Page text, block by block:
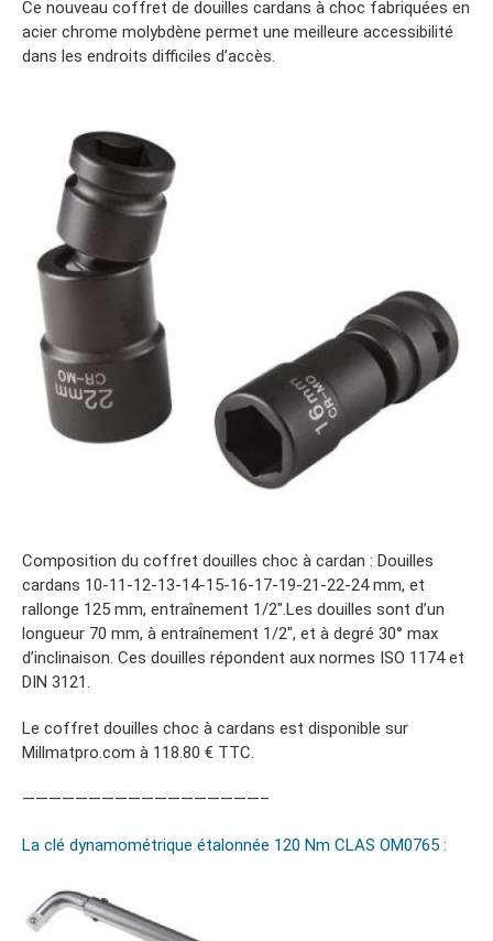
Ce nouveau coffret de douilles cardans à choc fabriquées en
acier chrome molybdène permet une meilleure accessibilité
dans les endroits difficiles d’accès.
Composition du coffret douilles choc à cardan : Douilles
cardans 10-11-12-13-14-15-16-17-19-21-22-24 mm, et
rallonge 125 mm, entraînement 1/2″.Les douilles sont d’un
longueur 70 mm, à entraînement 1/2″, et à degré 30° max
d’inclinaison. Ces douilles répondent aux normes ISO 1174 et
DIN 3121.
Le coffret douilles choc à cardans est disponible sur
Millmatpro.com à 118.80 € TTC.
——————————————————–
La clé dynamométrique étalonnée 120 Nm CLAS OM0765 :